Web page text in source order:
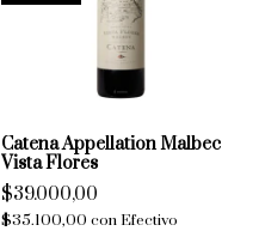
Catena Appellation Malbec
Vista Flores
$39.000,00
$35.100,00 con Efectivo